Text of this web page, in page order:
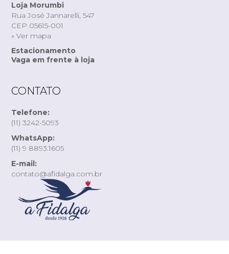
Loja Morumbi
Rua José Jannarelli, 547
CEP 05615-001
» Ver mapa
Estacionamento
Vaga em frente à loja
CONTATO
Telefone:
(11) 3242-5093
WhatsApp:
(11) 9 8893.1605
E-mail:
contato@afidalga.com.br